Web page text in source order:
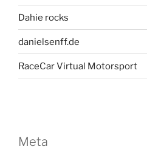
Dahie rocks
danielsenff.de
RaceCar Virtual Motorsport
Meta